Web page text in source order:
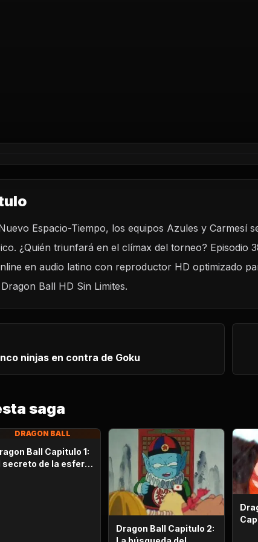
CAPITULO
38: ¡Batalla final en el Nuevo
entre los Azules y el Carmesí
REPRODUCTOR
Espacio-Tiempo, los equipos Azules y Carmesí
¿Quién triunfará en el clímax del torneo? Episodio
en audio latino con reproductor HD optimizado
Ball HD Sin Limites.
ninjas en contra de Goku
saga
DRAGON BALL
Ball Capitulo 1:
secreto de la esfera
Dragon Ball Capitulo 2: